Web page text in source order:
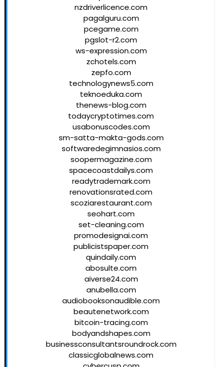
nzdriverlicence.com
pagalguru.com
pcegame.com
pgslot-r2.com
ws-expression.com
zchotels.com
zepfo.com
technologynews5.com
teknoeduka.com
thenews-blog.com
todaycryptotimes.com
usabonuscodes.com
sm-satta-makta-gods.com
softwaredegimnasios.com
soopermagazine.com
spacecoastdailys.com
readytrademark.com
renovationsrated.com
scoziarestaurant.com
seohart.com
set-cleaning.com
promodesignai.com
publicistspaper.com
quindaily.com
abosulte.com
aiverse24.com
anubella.com
audiobooksonaudible.com
beautenetwork.com
bitcoin-tracing.com
bodyandshapes.com
businessconsultantsroundrock.com
classicglobalnews.com